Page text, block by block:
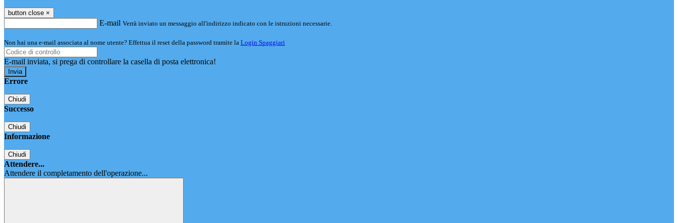
button close ×
E-mail Verrà inviato un messaggio all'indirizzo indicato con le istruzioni necessarie.
Non hai una e-mail associata al nome utente? Effettua il reset della password tramite la Login Spaggiari
E-mail inviata, si prega di controllare la casella di posta elettronica!
Errore
Chiudi
Successo
Chiudi
Informazione
Chiudi
Attendere...
Attendere il completamento dell'operazione...